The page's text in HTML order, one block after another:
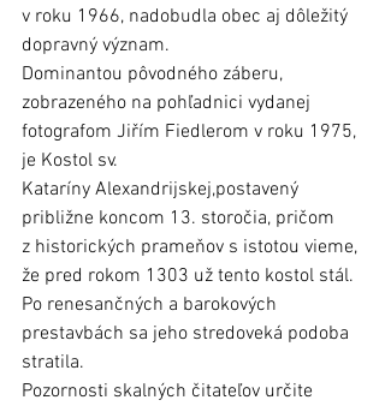
v roku 1966, nadobudla obec aj dôležitý
dopravný význam.
Dominantou pôvodného záberu,
zobrazeného na pohľadnici vydanej
fotografom Jiřím Fiedlerom v roku 1975,
je Kostol sv.
Kataríny Alexandrijskej,postavený
približne koncom 13. storočia, pričom
z historických prameňov s istotou vieme,
že pred rokom 1303 už tento kostol stál.
Po renesančných a barokových
prestavbách sa jeho stredoveká podoba
stratila.
Pozornosti skalných čitateľov určite